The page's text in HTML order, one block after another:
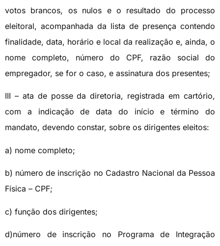
votos brancos, os nulos e o resultado do processo
eleitoral, acompanhada da lista de presença contendo
finalidade, data, horário e local da realização e, ainda, o
nome completo, número do CPF, razão social do
empregador, se for o caso, e assinatura dos presentes;
III – ata de posse da diretoria, registrada em cartório,
com a indicação de data do início e término do
mandato, devendo constar, sobre os dirigentes eleitos:
a) nome completo;
b) número de inscrição no Cadastro Nacional da Pessoa
Física – CPF;
c) função dos dirigentes;
d)número de inscrição no Programa de Integração